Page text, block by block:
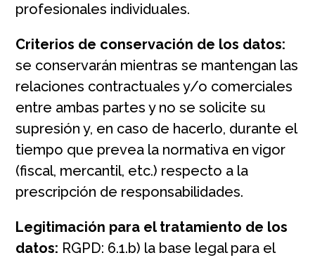
profesionales individuales.
Criterios de conservación de los datos:
se conservarán mientras se mantengan las
relaciones contractuales y/o comerciales
entre ambas partes y no se solicite su
supresión y, en caso de hacerlo, durante el
tiempo que prevea la normativa en vigor
(fiscal, mercantil, etc.) respecto a la
prescripción de responsabilidades.
Legitimación para el tratamiento de los
datos: RGPD: 6.1.b) la base legal para el